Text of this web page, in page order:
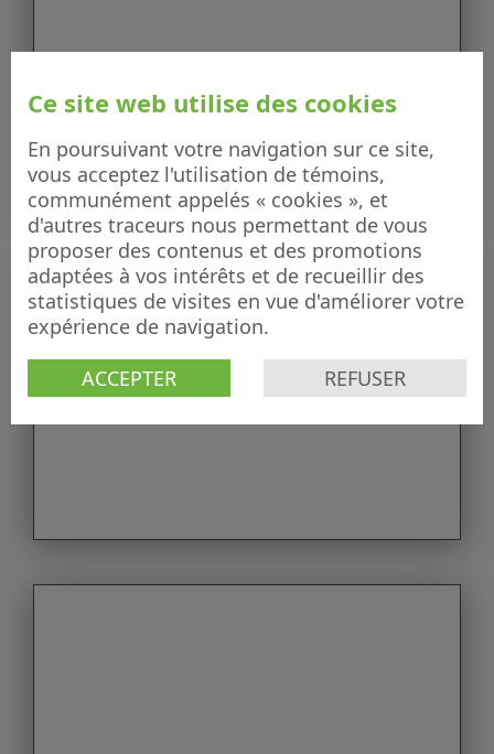
Ce site web utilise des cookies
En poursuivant votre navigation sur ce site,
vous acceptez l'utilisation de témoins,
communément appelés « cookies », et
d'autres traceurs nous permettant de vous
proposer des contenus et des promotions
adaptées à vos intérêts et de recueillir des
statistiques de visites en vue d'améliorer votre
expérience de navigation.
ACCEPTER
REFUSER